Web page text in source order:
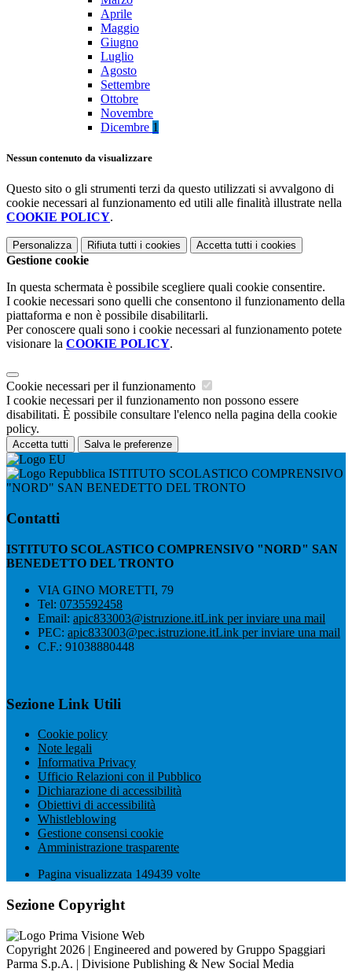
Aprile
Maggio
Giugno
Luglio
Agosto
Settembre
Ottobre
Novembre
Dicembre 1
Nessun contenuto da visualizzare
Questo sito o gli strumenti terzi da questo utilizzati si avvalgono di
cookie necessari al funzionamento ed utili alle finalità illustrate nella
COOKIE POLICY.
Personalizza Rifiuta tutti i cookies Accetta tutti i cookies
Gestione cookie
In questa schermata è possibile scegliere quali cookie consentire.
I cookie necessari sono quelli che consentono il funzionamento della
piattaforma e non è possibile disabilitarli.
Per conoscere quali sono i cookie necessari al funzionamento potete
visionare la COOKIE POLICY.
Cookie necessari per il funzionamento
I cookie necessari per il funzionamento non possono essere
disabilitati. È possibile consultare l'elenco nella pagina della cookie
policy.
Accetta tutti Salva le preferenze
ISTITUTO SCOLASTICO COMPRENSIVO
"NORD" SAN BENEDETTO DEL TRONTO
Contatti
ISTITUTO SCOLASTICO COMPRENSIVO "NORD" SAN
BENEDETTO DEL TRONTO
VIA GINO MORETTI, 79
Tel: 0735592458
Email: apic833003@istruzione.itLink per inviare una mail
PEC: apic833003@pec.istruzione.itLink per inviare una mail
C.F.: 91038880448
Sezione Link Utili
Cookie policy
Note legali
Informativa Privacy
Ufficio Relazioni con il Pubblico
Dichiarazione di accessibilità
Obiettivi di accessibilità
Whistleblowing
Gestione consensi cookie
Amministrazione trasparente
Pagina visualizzata 149439 volte
Sezione Copyright
Copyright 2026 | Engineered and powered by Gruppo Spaggiari
Parma S.p.A. | Divisione Publishing & New Social Media